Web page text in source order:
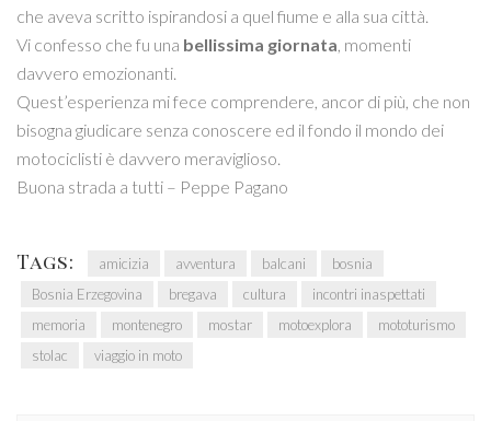
che aveva scritto ispirandosi a quel fiume e alla sua città.
Vi confesso che fu una bellissima giornata, momenti
davvero emozionanti.
Quest’esperienza mi fece comprendere, ancor di più, che non
bisogna giudicare senza conoscere ed il fondo il mondo dei
motociclisti è davvero meraviglioso.
Buona strada a tutti – Peppe Pagano
Tags: amicizia avventura balcani
bosnia
Bosnia Erzegovina
bregava cultura
incontri inaspettati
memoria
montenegro mostar motoexplora
mototurismo
stolac
viaggio in moto